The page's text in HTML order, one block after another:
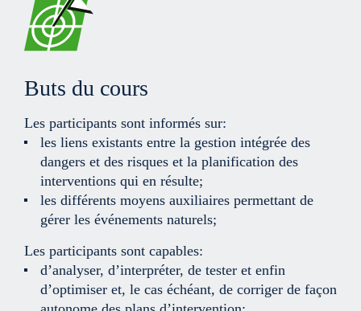
Buts du cours
Les participants sont informés sur:
les liens existants entre la gestion intégrée des
dangers et des risques et la planification des
interventions qui en résulte;
les différents moyens auxiliaires permettant de
gérer les événements naturels;
Les participants sont capables:
d’analyser, d’interpréter, de tester et enfin
d’optimiser et, le cas échéant, de corriger de façon